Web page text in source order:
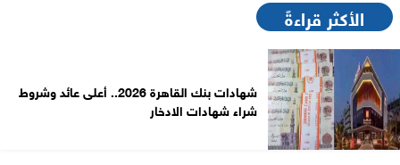
الأكثر قراءةً
شهادات بنك القاهرة 2026.. أعلى عائد وشروط
شراء شهادات الادخار